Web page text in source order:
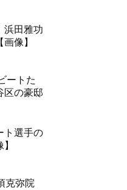
浜田雅功
像】
ートた
区の豪邸
ト選手の
克弥院